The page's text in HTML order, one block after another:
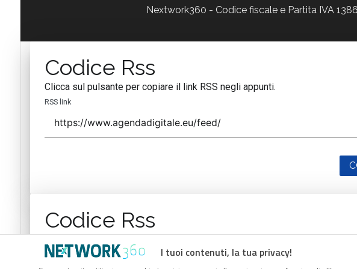
I tuoi contenuti, la tua privacy!
Nextwork360 - Codice fiscale e Partita IVA
Codice Rss
Clicca sul pulsante per copiare il link RSS negli appunti.
RSS link
Codice Rss
RSS link